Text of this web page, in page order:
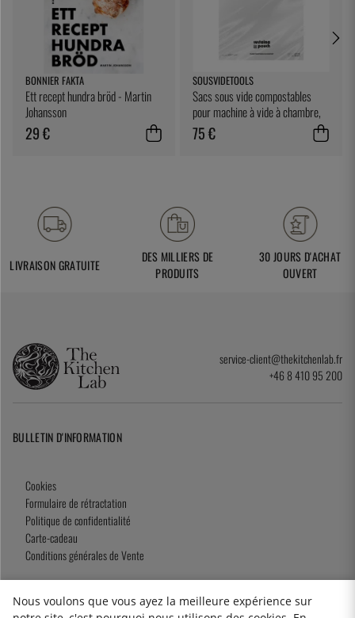
BONNIER FAKTA
Ett recept hundra bröd - Martin
Johansson
29 €
SOUSVIDETOOLS
Sacs sous vide compostables
pour machine à vide à chambre,
25 x 25 cm, paquet de 200 -
SousVideTools
75 €
LIVRAISON GRATUITE
DES MILLIERS DE
PRODUITS
30 JOURS D'ACHAT
OUVERT
service-client@thekitchenlab.fr
+46 8 410 95 200
BULLETIN D'INFORMATION
Cookies
Formulaire de rétractation
Politique de confidentialité
Carte-cadeau
Conditions générales de Vente
Nous voulons que vous ayez la meilleure expérience sur